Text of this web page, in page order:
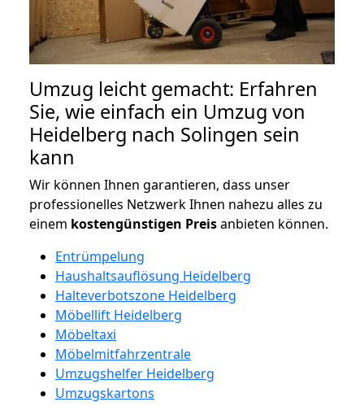
Umzug leicht gemacht: Erfahren
Sie, wie einfach ein Umzug von
Heidelberg nach Solingen sein
kann
Wir können Ihnen garantieren, dass unser
professionelles Netzwerk Ihnen nahezu alles zu
einem kostengünstigen Preisanbieten können.
Entrümpelung
Haushaltsauflösung Heidelberg
Halteverbotszone Heidelberg
Möbellift Heidelberg
Möbeltaxi
Möbelmitfahrzentrale
Umzugshelfer Heidelberg
Umzugskartons